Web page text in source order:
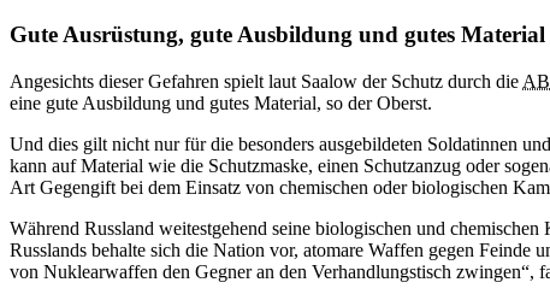
Gute Ausrüstung, gute Ausbildung und gutes Material
Angesichts dieser Gefahren spielt laut Saalow der Schutz durch die
eine gute Ausbildung und gutes Material, so der Oberst.
Und dies gilt nicht nur für die besonders ausgebildeten Soldatinnen
kann auf Material wie die Schutzmaske, einen Schutzanzug oder
Art Gegengift bei dem Einsatz von chemischen oder biologischen
Während Russland weitestgehend seine biologischen und
Russlands behalte sich die Nation vor, atomare Waffen gegen Feinde
von Nuklearwaffen den Gegner an den Verhandlungstisch zwingen“,